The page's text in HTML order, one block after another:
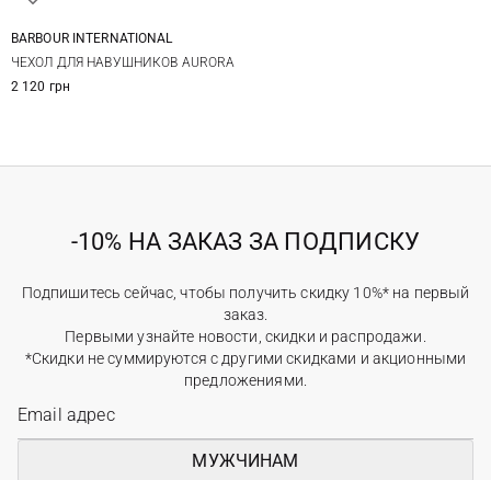
BARBOUR INTERNATIONAL
ЧЕХОЛ ДЛЯ НАВУШНИКОВ AURORA
2 120 грн
-10% НА ЗАКАЗ ЗА ПОДПИСКУ
Подпишитесь сейчас, чтобы получить скидку 10%* на первый
заказ.
Первыми узнайте новости, скидки и распродажи.
*Скидки не суммируются с другими скидками и акционными
предложениями.
МУЖЧИНАМ